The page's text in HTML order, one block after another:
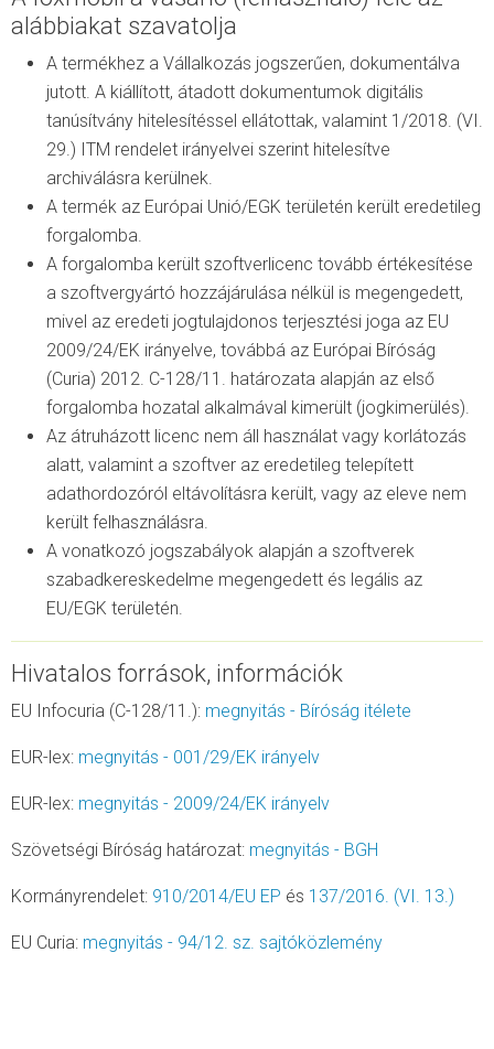
alábbiakat szavatolja
A termékhez a Vállalkozás jogszerűen, dokumentálva
jutott. A kiállított, átadott dokumentumok digitális
tanúsítvány hitelesítéssel ellátottak, valamint 1/2018. (VI.
29.) ITM rendelet irányelvei szerint hitelesítve
archiválásra kerülnek.
A termék az Európai Unió/EGK területén került eredetileg
forgalomba.
A forgalomba került szoftverlicenc tovább értékesítése
a szoftvergyártó hozzájárulása nélkül is megengedett,
mivel az eredeti jogtulajdonos terjesztési joga az EU
2009/24/EK irányelve, továbbá az Európai Bíróság
(Curia) 2012. C-128/11. határozata alapján az első
forgalomba hozatal alkalmával kimerült (jogkimerülés).
Az átruházott licenc nem áll használat vagy korlátozás
alatt, valamint a szoftver az eredetileg telepített
adathordozóról eltávolításra került, vagy az eleve nem
került felhasználásra.
A vonatkozó jogszabályok alapján a szoftverek
szabadkereskedelme megengedett és legális az
EU/EGK területén.
Hivatalos források, információk
EU Infocuria (C-128/11.): megnyitás - Bíróság itélete
EUR-lex: megnyitás - 001/29/EK irányelv
EUR-lex: megnyitás - 2009/24/EK irányelv
Szövetségi Bíróság határozat: megnyitás - BGH
Kormányrendelet: 910/2014/EU EP és 137/2016. (VI. 13.)
EU Curia: megnyitás - 94/12. sz. sajtóközlemény